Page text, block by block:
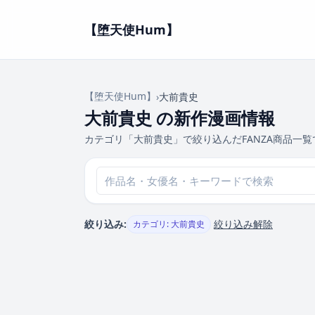
【堕天使Hum】
【堕天使Hum】 ›大前貴史
大前貴史 の新作漫画情報
カテゴリ「大前貴史」で絞り込んだFANZA商品一覧
絞り込み: カテゴリ: 大前貴史 絞り込み解除